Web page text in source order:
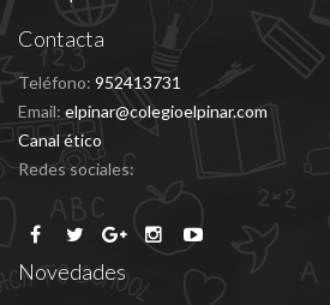
Contacta
Teléfono: 952413731
Email: elpinar@colegioelpinar.com
Canal ético
Redes sociales:
Novedades